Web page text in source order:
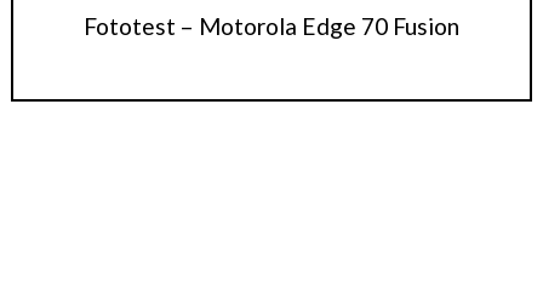
Fototest – Motorola Edge 70 Fusion